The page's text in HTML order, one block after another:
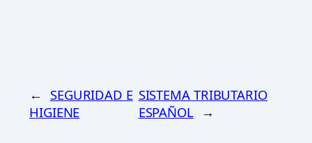
← SEGURIDAD E
HIGIENE
SISTEMA TRIBUTARIO
ESPAÑOL →